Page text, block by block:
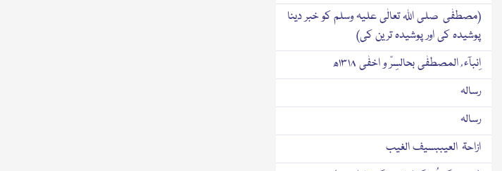
(مصطفٰی صلی اﷲ تعالٰی علیہ وسلم کو خبر دینا
پوشیدہ کی اور پوشیدہ ترین کی)
اِنبآء ُ المصطفٰی بحالسِرّ و اخفٰی ۱۳۱۸ھ
رسالہ
رسالہ
ازاحۃ العیببسیف الغیب